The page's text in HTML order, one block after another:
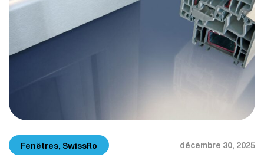
Fenêtres, SwissRo décembre 30, 2025